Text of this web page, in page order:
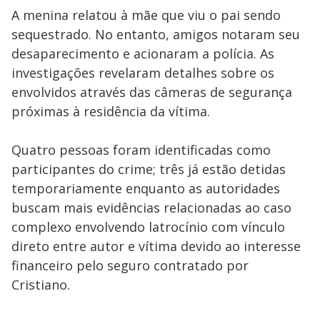
A menina relatou à mãe que viu o pai sendo
sequestrado. No entanto, amigos notaram seu
desaparecimento e acionaram a polícia. As
investigações revelaram detalhes sobre os
envolvidos através das câmeras de segurança
próximas à residência da vítima.
Quatro pessoas foram identificadas como
participantes do crime; três já estão detidas
temporariamente enquanto as autoridades
buscam mais evidências relacionadas ao caso
complexo envolvendo latrocínio com vínculo
direto entre autor e vítima devido ao interesse
financeiro pelo seguro contratado por
Cristiano.